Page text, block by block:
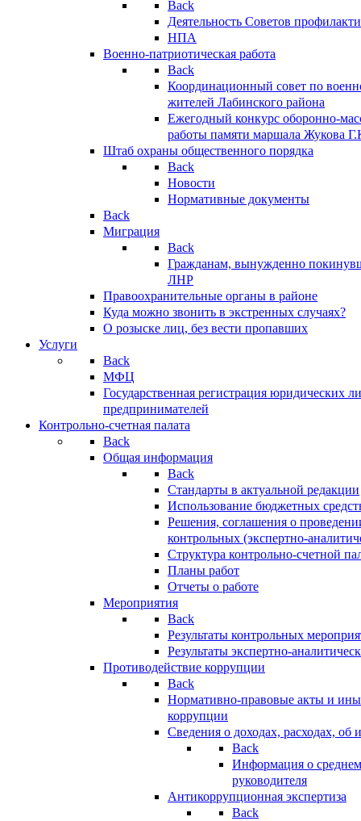
Back
Деятельность Советов
НПА
Военно-патриотическая работа
Back
Координационный совет по
жителей Лабинского района
Ежегодный конкурс оборонно-
работы памяти маршала Жукова
Штаб охраны общественного порядка
Back
Новости
Нормативные документы
Back
Миграция
Back
Гражданам, вынужденно
ЛНР
Правоохранительные органы в районе
Куда можно звонить в экстренных случаях?
О розыске лиц, без вести пропавших
Услуги
Back
МФЦ
Государственная регистрация юридических
предпринимателей
Контрольно-счетная палата
Back
Общая информация
Back
Стандарты в актуальной редакции
Использование бюджетных
Решения, соглашения о
контрольных (экспертно-
Структура контрольно-счетной
Планы работ
Отчеты о работе
Мероприятия
Back
Результаты контрольных
Результаты экспертно-
Противодействие коррупции
Back
Нормативно-правовые акты и
коррупции
Сведения о доходах, расходах, об
Back
Информация о
руководителя
Антикоррупционная экспертиза
Back